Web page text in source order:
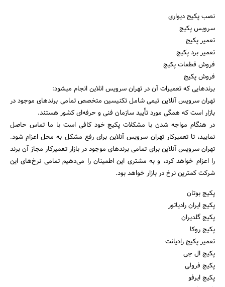
نصب پکیج دیواری
سرویس پکیج
تعمیر پکیج
تعمیر برد پکیج
فروش قطعات پکیج
فروش پکیج
برندهایی که تعمیرات آن در تهران سرویس انلاین انجام میشود:
تهران سرویس آنلاین تیمی شامل تکنیسین متخصص تمامی برندهای موجود در
بازار است که همگی مورد تأیید سازمان فنی و حرفه‌ای کشور هستند.
در هنگام مواجه شدن با مشکلات پکیج خود کافی است با ما تماس حاصل
نمایید، تا تعمیرکار تهران سرویس آنلاین برای رفع مشکل به محل اعزام شود.
تهران سرویس آنلاین برای تمامی برندهای موجود در بازار تعمیرکار مجاز آن برند
را اعزام خواهد کرد، و به مشتری این اطمینان را می‌دهیم تمامی نرخ‌های این
شرکت کمترین نرخ در بازار خواهد بود.
پکیج بوتان
پکیج ایران رادیاتور
پکیج گلدیران
پکیج روکا
تعمیر پکیج رادیانت
پکیج ال جی
پکیج فرولی
پکیج ایرفو